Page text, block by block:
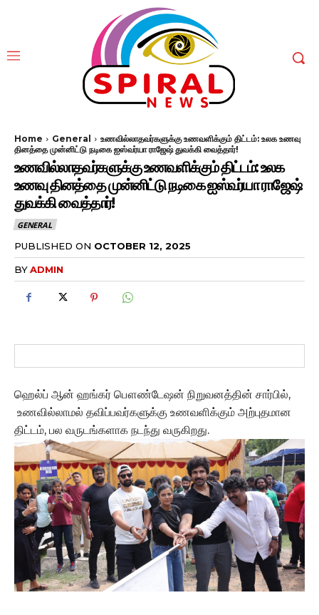
Home General
உணவில்லாதவர்களுக்கு உணவளிக்கும் திட்டம்: உலக உணவு
தினத்தை முன்னிட்டு நடிகை ஐஸ்வர்யா ராஜேஷ் துவக்கி வைத்தார்!
உணவில்லாதவர்களுக்கு உணவளிக்கும் திட்டம்: உலக
உணவு தினத்தை முன்னிட்டு நடிகை ஐஸ்வர்யா ராஜேஷ்
துவக்கி வைத்தார்!
GENERAL
PUBLISHED ON OCTOBER 12, 2025
BYADMIN
ஹெல்ப் ஆன் ஹங்கர் பௌண்டேஷன் நிறுவனத்தின் சார்பில்,
உணவில்லாமல் தவிப்பவர்களுக்கு உணவளிக்கும் அற்புதமான
திட்டம், பல வருடங்களாக நடந்து வருகிறது.